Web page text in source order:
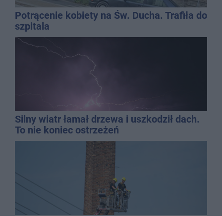
Potrącenie kobiety na Św. Ducha. Trafiła do
szpitala
Silny wiatr łamał drzewa i uszkodził dach.
To nie koniec ostrzeżeń